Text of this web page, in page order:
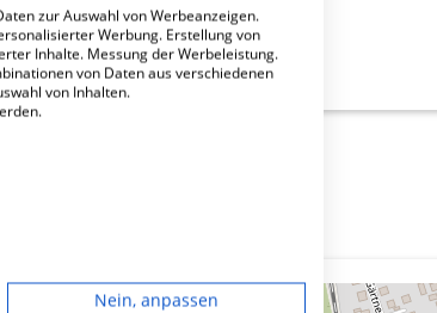
Grimmen?
zur Auswahl von Werbeanzeigen.
Werbung. Erstellung von
Inhalte. Messung der Werbeleistung.
von Daten aus verschiedenen
von Inhalten.
Nein, anpassen